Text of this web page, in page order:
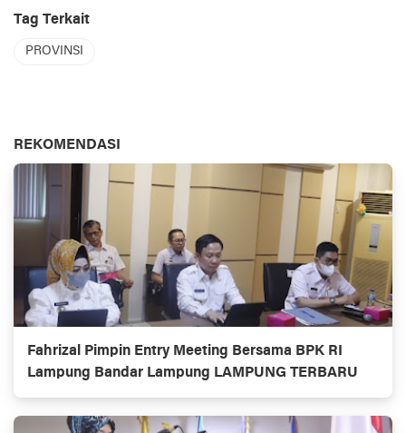
Tag Terkait
PROVINSI
REKOMENDASI
Fahrizal Pimpin Entry Meeting Bersama BPK RI
Lampung Bandar Lampung LAMPUNG TERBARU